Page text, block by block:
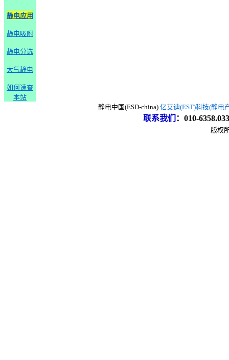
静电应用
静电吸附
静电分选
大气静电
如何速查
本站
静电中国(ESD-china) 亿艾迪(EST)科技(静电
联系我们 ： 010-
版权